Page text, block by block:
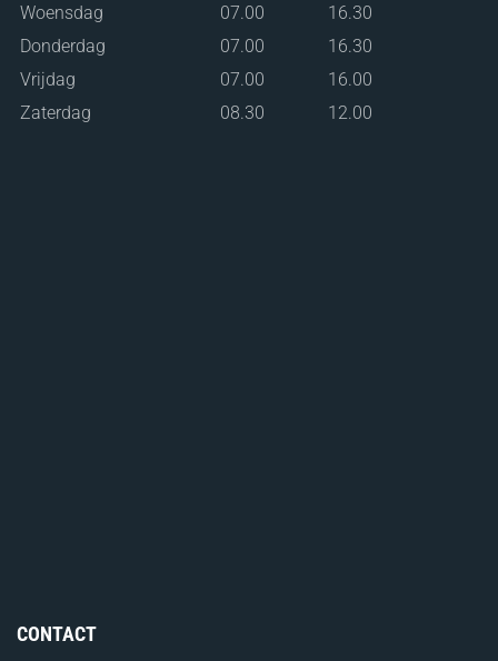
Woensdag
07.00
16.30
Donderdag
07.00
16.30
Vrijdag
07.00
16.00
Zaterdag
08.30 12.00
CONTACT